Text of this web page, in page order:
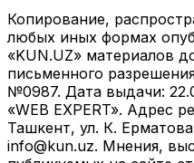
Копирование,
любых иных формах
«KUN.UZ» материалов
письменного
№0987. Дата выдачи:
«WEB EXPERT». Адрес
Ташкент, ул. К.
info@kun.uz. Мнения,